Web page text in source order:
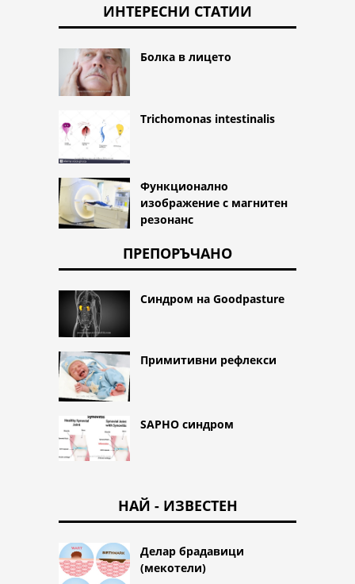
ИНТЕРЕСНИ СТАТИИ
Болка в лицето
Trichomonas intestinalis
Функционално
изображение с магнитен
резонанс
ПРЕПОРЪЧАНО
Синдром на Goodpasture
Примитивни рефлекси
SAPHO синдром
НАЙ - ИЗВЕСТЕН
Делар брадавици
(мекотели)